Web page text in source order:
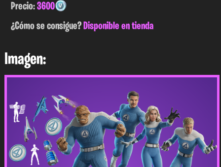
Precio:3600
¿Cómo se consigue?Disponible en tienda
Imagen: